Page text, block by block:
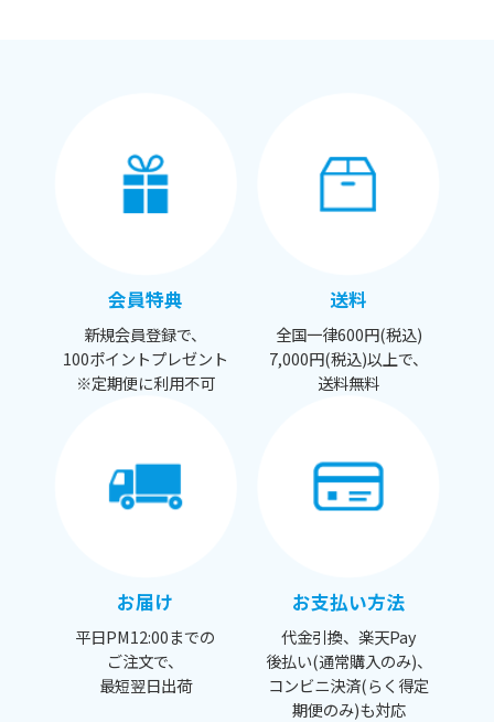
会員特典
新規会員登録で、
100ポイントプレゼント
※定期便に利用不可
送料
全国一律600円(税込)
7,000円(税込)以上で、
送料無料
お届け
平日PM12:00までの
ご注文で、
最短翌日出荷
お支払い方法
代金引換、楽天Pay
後払い(通常購入のみ)、
コンビニ決済(らく得定
期便のみ)も対応